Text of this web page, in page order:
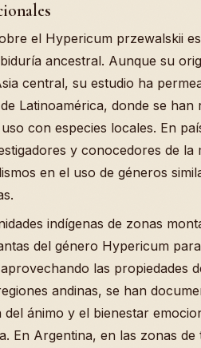
el Hypericum przewalskii
ancestral. Aunque su
central, su estudio ha
Latinoamérica, donde se
con especies locales. En
y conocedores de la
en el uso de géneros
indígenas de zonas
del género Hypericum
las propiedades
andinas, se han
ánimo y el bienestar
En Argentina, en las zonas